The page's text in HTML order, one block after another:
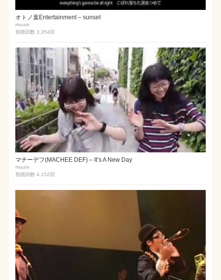
オトノ葉Entertainment – sunset
muum
視聴回数 3,354 回
マチーデフ(MACHEE DEF) – It’s A New Day
muum
視聴回数 4,152 回